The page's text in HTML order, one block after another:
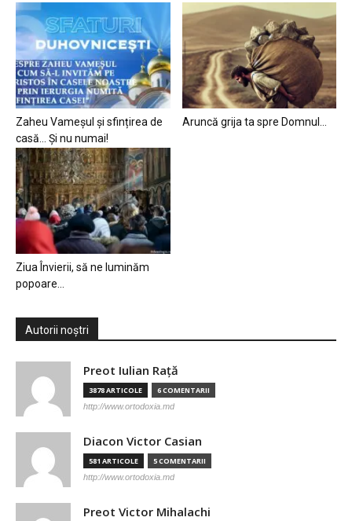
Zaheu Vameșul și sfințirea de
casă… Și nu numai!
Aruncă grija ta spre Domnul…
Ziua Învierii, să ne luminăm
popoare…
Autorii noștri
Preot Iulian Raţă
3878 ARTICOLE 6 COMENTARII
http://www.ortodoxia.md
Diacon Victor Casian
581 ARTICOLE 5 COMENTARII
http://www.ortodoxia.md
Preot Victor Mihalachi